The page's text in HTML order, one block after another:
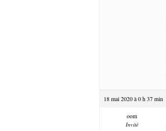
18 mai 2020 à 0 h 37 min
oom
Invité